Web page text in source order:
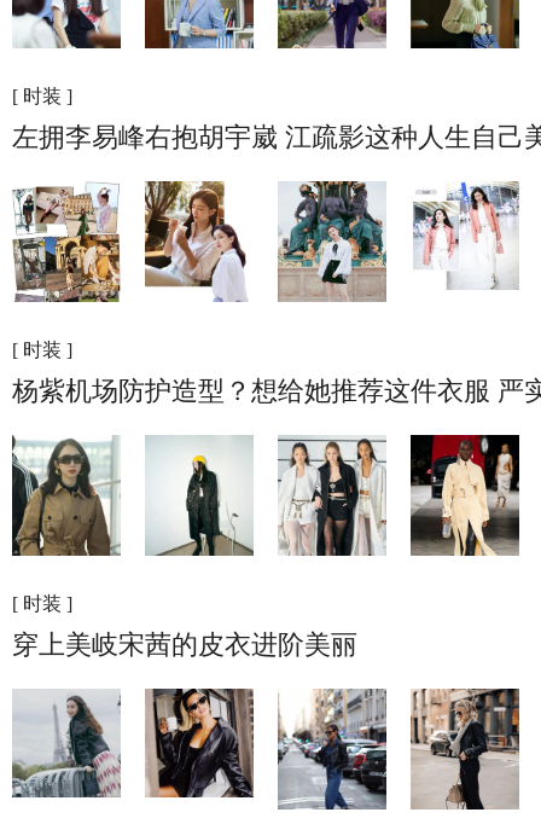
[ 时装 ]
左拥李易峰右抱胡宇崴 江疏影这种人生自己
[ 时装 ]
杨紫机场防护造型？想给她推荐这件衣服 严
[ 时装 ]
穿上美岐宋茜的皮衣进阶美丽